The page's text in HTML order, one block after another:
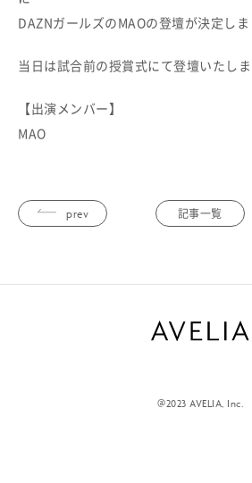
DAZNガールズのMAOの登壇が決定しま
当日は試合前の授賞式にて登壇いたしま
【出演メンバー】
MAO
prev 記事一覧
@2023 AVELIA, Inc.